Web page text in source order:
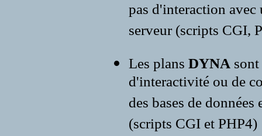
pas d'interaction avec
serveur (scripts CGI,
Les plans DYNA
d'interactivité ou de
des bases de
(scripts CGI et PHP4)